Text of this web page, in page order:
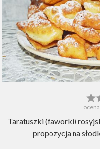
ocena:
Taratuszki (faworki)
propozycja na